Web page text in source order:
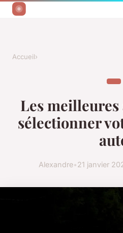
Accueil›
Les
sélectionner
Alexandre•21 janvier